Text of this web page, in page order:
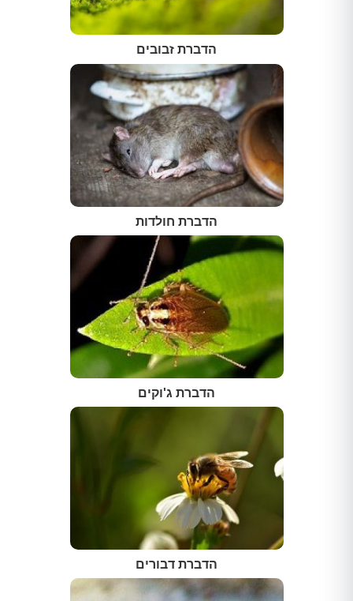
הדברת זבובים
הדברת חולדות
הדברת ג'וקים
הדברת דבורים